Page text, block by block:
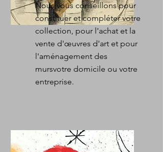
Nous vous conseillons pour
constituer et compléter votre
collection, pour l'achat et la
vente d'œuvres d'art et pour
l'aménagement des
mursvotre domicile ou votre
entreprise.